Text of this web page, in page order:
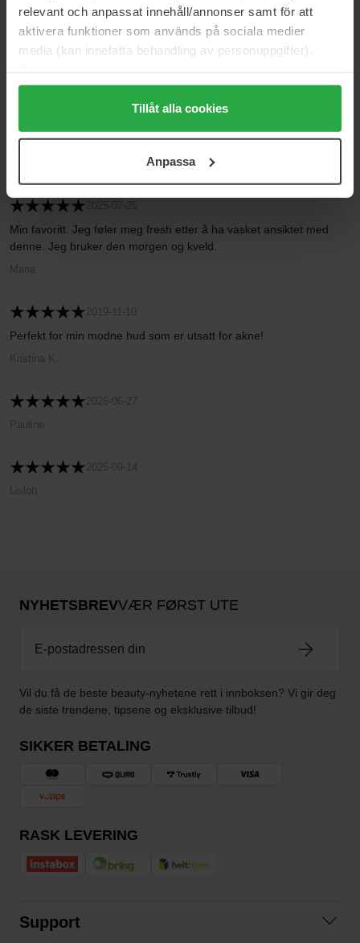
relevant och anpassat innehåll/annonser samt för att
aktivera funktioner som används på sociala medier
media (kan innefatta behandling av personuppgifter).
Genom att trycka på "Tillåt alla cookies" accepterar du
alla cookies, medan du under "Detaljer" kan anpassa
användningen av cookies. Du kan när som helst återkalla
samt vår Integritetspolicy.
Tillåt alla cookies
Anpassa
Basert på 4 anmeldelser
0%
0%
Min favoritt. Jeg føler meg fresh etter å ha vasket ansiktet med
denne. Jeg bruker den morgen og kveld.
Maria
2019-11-10
Perfekt for min modne hud som er utsatt for akne!
Kristina K.
2026-06-27
Pauline
2025-09-14
Lislott
NYHETSBREVVÆR FØRST UTE
Vil du få de beste beauty-nyhetene rett i innboksen? Vi gir deg
de siste trendene, tipsene og eksklusive tilbud!
SIKKER BETALING
RASK LEVERING
Support